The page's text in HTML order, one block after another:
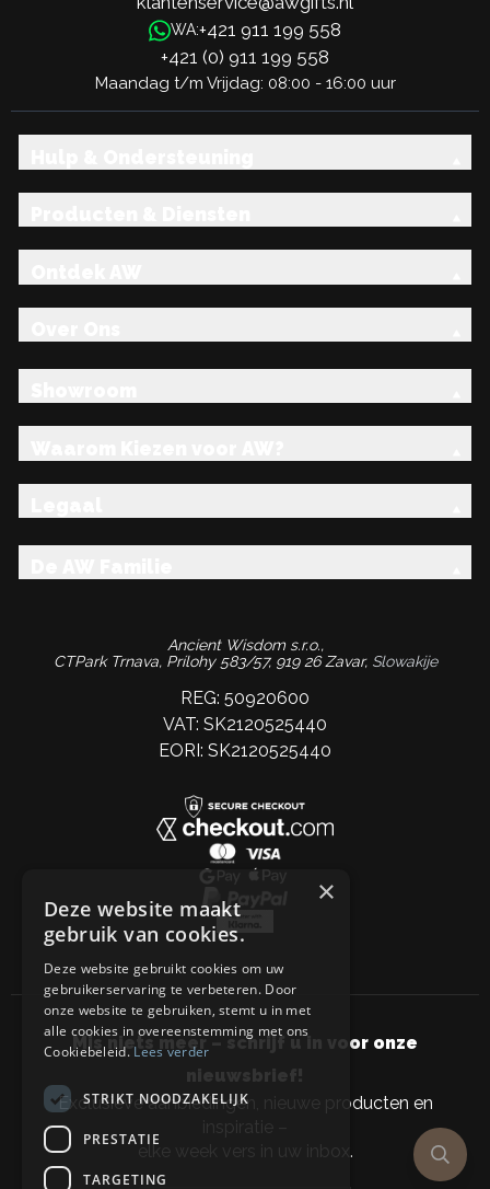
WA:+421 911 199 558
+421 (0) 911 199 558
Maandag t/m Vrijdag: 08:00 - 16:00 uur
Ancient Wisdom s.r.o.,
CTPark Trnava, Prílohy 583/57, 919 26 Zavar, Slowakije
REG: 50920600
VAT: SK2120525440
EORI: SK2120525440
Mis niets meer – schrijf u in voor onze
nieuwsbrief!
Exclusieve aanbiedingen, nieuwe producten en
inspiratie –
elke week vers in uw inbox.
×
Deze website maakt
gebruik van cookies.
Deze website gebruikt cookies om uw
gebruikerservaring te verbeteren. Door
onze website te gebruiken, stemt u in met
alle cookies in overeenstemming met ons
Cookiebeleid.Lees verder
STRIKT NOODZAKELIJK
PRESTATIE
TARGETING